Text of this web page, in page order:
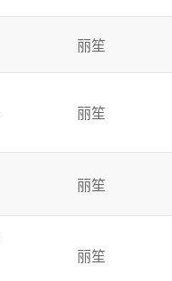
丽笙
丽笙
丽笙
丽笙